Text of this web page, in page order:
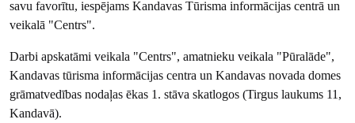
savu favorītu, iespējams Kandavas Tūrisma informācijas centrā un
veikalā "Centrs".
Darbi apskatāmi veikala "Centrs", amatnieku veikala "Pūralāde",
Kandavas tūrisma informācijas centra un Kandavas novada domes
grāmatvedības nodaļas ēkas 1. stāva skatlogos (Tirgus laukums 11,
Kandavā).